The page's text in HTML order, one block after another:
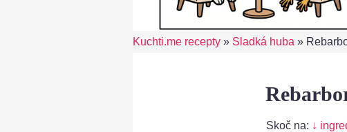
Kuchti.me recepty » Sladká huba »
Skoč na: ↓